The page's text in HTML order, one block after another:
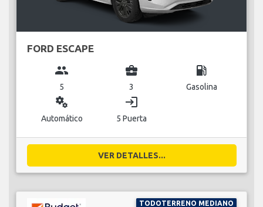
FORD ESCAPE
group
5
business_center
3
local_gas_station
Gasolina
miscellaneous_services
Automático
login
5 Puerta
VER DETALLES...
TODOTERRENO MEDIANO